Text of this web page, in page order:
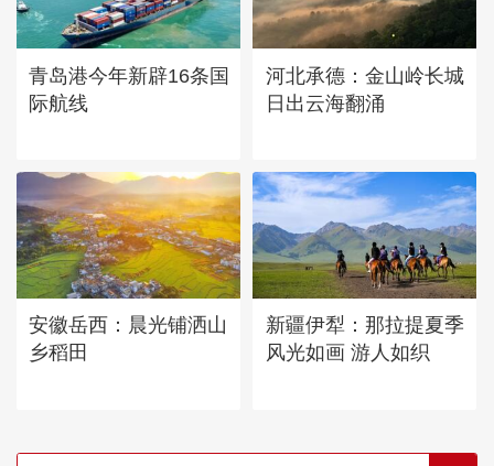
青岛港今年新辟16条国
际航线
河北承德：金山岭长城
日出云海翻涌
安徽岳西：晨光铺洒山
乡稻田
新疆伊犁：那拉提夏季
风光如画 游人如织